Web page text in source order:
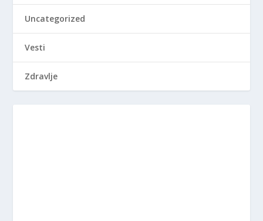
Uncategorized
Vesti
Zdravlje